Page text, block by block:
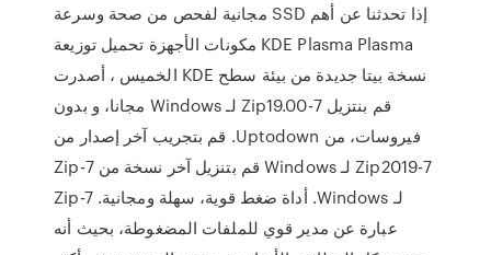
مجانية لفحص من صحة وسرعة SSD إذا تحدثنا عن أهم
مكونات الأجهزة تحميل توزيعة KDE Plasma Plasma
الخميس ، أصدرت KDE نسخة بيتا جديدة من بيئة سطح
‫قم بنتزيل 7-Zip19.00 لـ Windows مجانا، و بدون
فيروسات، من Uptodown. قم بتجريب آخر إصدار من
7-Zip2019 لـ Windows قم بتنزيل آخر نسخة من 7-Zip
لـ Windows. أداة ضغط قوية، سهلة ومجانية. Zip-7
عبارة عن مدير قوي للملفات المضغوطة، بحيث أنه